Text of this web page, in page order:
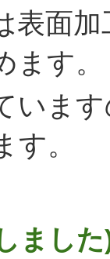
表面
す。
いま
。
ました